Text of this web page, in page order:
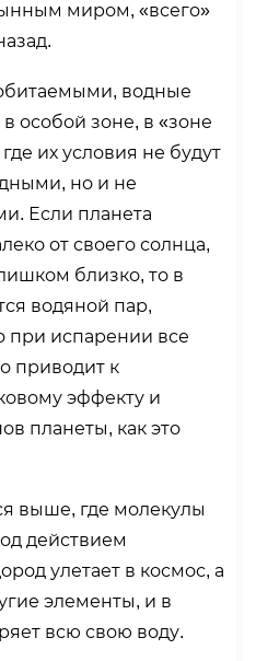
миром, «всего»
водные
особой зоне, в «зоне
их условия не будут
но и не
Если планета
от своего солнца,
близко, то в
водяной пар,
при испарении все
приводит к
эффекту и
планеты, как это
выше, где молекулы
действием
улетает в космос, а
элементы, и в
всю свою воду.